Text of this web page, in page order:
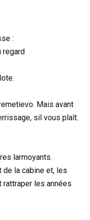
:
regard
Mais avant
sil vous plaît.
larmoyants.
la cabine et, les
rattraper les années